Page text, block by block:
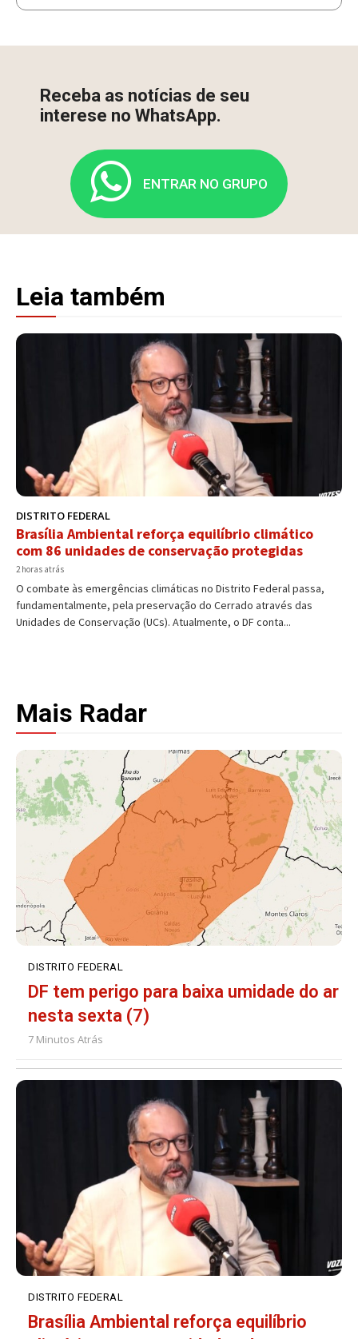
Receba as notícias de seu
interese no WhatsApp.
ENTRAR NO GRUPO
Leia também
DISTRITO FEDERAL
Brasília Ambiental reforça equilíbrio climático
com 86 unidades de conservação protegidas
2 horas atrás
O combate às emergências climáticas no Distrito Federal passa,
fundamentalmente, pela preservação do Cerrado através das
Unidades de Conservação (UCs). Atualmente, o DF conta...
Mais Radar
DISTRITO FEDERAL
DF tem perigo para baixa umidade do ar
nesta sexta (7)
7 Minutos Atrás
DISTRITO FEDERAL
Brasília Ambiental reforça equilíbrio